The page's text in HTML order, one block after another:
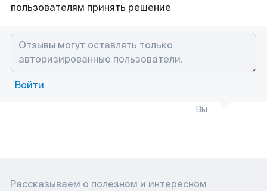
пользователям принять решение
Войти
Вы
Рассказываем о полезном и интересном